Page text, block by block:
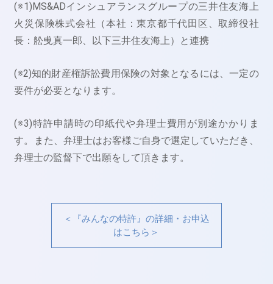
(※1)MS&ADインシュアランスグループの三井住友海上
火災保険株式会社（本社：東京都千代田区、取締役社
長：舩曵真一郎、以下三井住友海上）と連携
(※2)知的財産権訴訟費用保険の対象となるには、一定の
要件が必要となります。
(※3)特許申請時の印紙代や弁理士費用が別途かかりま
す。また、弁理士はお客様ご自身で選定していただき、
弁理士の監督下で出願をして頂きます。
＜『みんなの特許』の詳細・お申込
はこちら＞